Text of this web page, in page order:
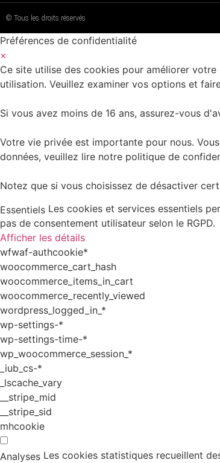
© Tous les droits réservés
Préférences de confidentialité
×
Ce site utilise des cookies pour améliorer
utilisation. Veuillez examiner vos options et
Si vous avez moins de 16 ans, assurez-vous
Votre vie privée est importante pour nous.
données, veuillez lire notre politique de
Notez que si vous choisissez de désactiver
Essentiels Les cookies et services essentiels
pas de consentement utilisateur selon le RGPD.
Afficher les détails
wfwaf-authcookie*
woocommerce_cart_hash
woocommerce_items_in_cart
woocommerce_recently_viewed
wordpress_logged_in_*
wp-settings-*
wp-settings-time-*
wp_woocommerce_session_*
_iub_cs-*
_lscache_vary
__stripe_mid
__stripe_sid
mhcookie
Analyses Les cookies statistiques recueillent